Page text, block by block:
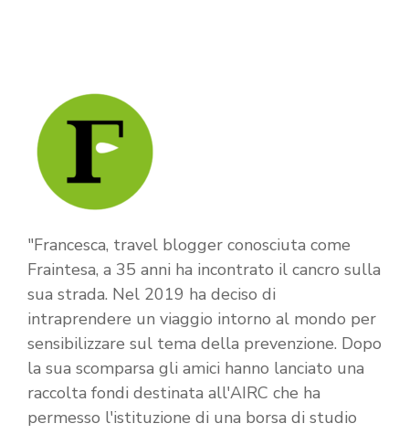
"Francesca, travel blogger conosciuta come
Fraintesa, a 35 anni ha incontrato il cancro sulla
sua strada. Nel 2019 ha deciso di
intraprendere un viaggio intorno al mondo per
sensibilizzare sul tema della prevenzione. Dopo
la sua scomparsa gli amici hanno lanciato una
raccolta fondi destinata all'AIRC che ha
permesso l'istituzione di una borsa di studio